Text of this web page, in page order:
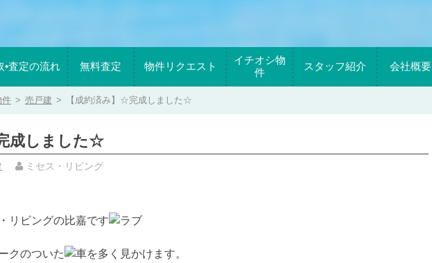
•査定の流れ 無料査定 物件リクエスト
イチオシ物
件
スタッフ紹介 会社概要
件 > 売戸建 > 【成約済み】☆完成しました☆
成しました☆
ミセス・リビング
リビングの比嘉です
クのついた
を多く見かけます。